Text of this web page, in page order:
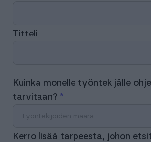
Titteli
Kuinka monelle työntekijälle
tarvitaan?
Kerro lisää tarpeesta, johon